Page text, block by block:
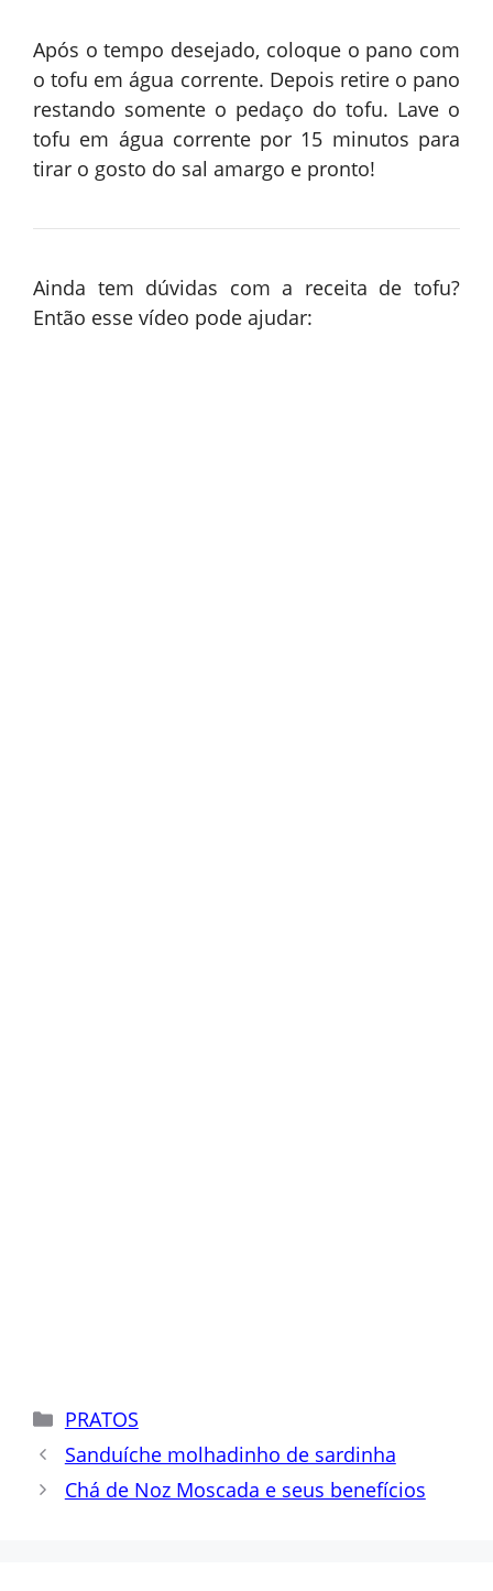
Após o tempo desejado, coloque o pano com
o tofu em água corrente. Depois retire o pano
restando somente o pedaço do tofu. Lave o
tofu em água corrente por 15 minutos para
tirar o gosto do sal amargo e pronto!
Ainda tem dúvidas com a receita de tofu?
Então esse vídeo pode ajudar:
Categorias
PRATOS
Sanduíche molhadinho de sardinha
Chá de Noz Moscada e seus benefícios